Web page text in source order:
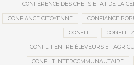
CONFÉRENCE DES CHEFS ETAT DE LA
CONFIANCE CITOYENNE CONFIANCE
CONFLIT CONFLIT
CONFLIT ENTRE ÉLEVEURS ET
CONFLIT INTERCOMMUNAUTAIRE